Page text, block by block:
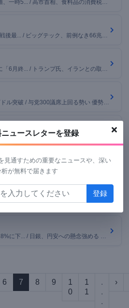
日経平均は大幅続伸し最高値、一時5... / 高市首相、食料品の消費税2年間ゼロ... / 英スターマー首相、エプスタイン事件... / ほか7本
自民単独3分の2 高市人気、戦後最... / ビッグテック、前例なき66兆円規模... / 日銀ETF売却、静かに始動 「10... / ほか6本
米国、ウクライナ・ロシアに「6月終... / トランプ氏、イランとの取引国に「2... / 衆院選きょう投開票、各党最後の訴え... / ほか6本
ダウ平均株価、史上初の5万ドル突破 / 与党300議席上回る勢い 優勢の訳 / イーロン・マスクの1.25兆ドルA... / ほか7本
新AIツール懸念でソフトウェア・デ... / 米軍、イラン無人機を撃墜 中東で緊張激化 / 日銀がETF売却を開始、1月は53... / ほか7本
米国、インドへの相互関税18%に下... / 日銀、円安への懸念強める 利上げに... / 米1月雇用統計、政府閉鎖で発表延期... / ほか7本
6 7 8 9
1
0
1
1
.
.
.
›
ュースレターを登録
見通すための重要なニュースや、深い
析が無料で届きます